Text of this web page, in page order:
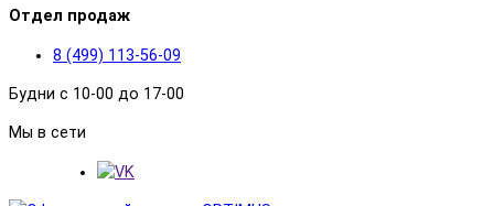
Отдел продаж
8 (499) 113-56-09
Будни с 10-00 до 17-00
Мы в сети